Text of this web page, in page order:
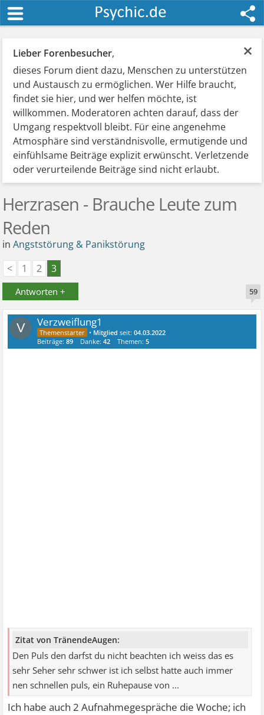
×
Lieber Forenbesucher,
dieses Forum dient dazu, Menschen zu unterstützen
und Austausch zu ermöglichen. Wer Hilfe braucht,
findet sie hier, und wer helfen möchte, ist
willkommen. Moderatoren achten darauf, dass der
Umgang respektvoll bleibt. Für eine angenehme
Atmosphäre sind verständnisvolle, ermutigende und
einfühlsame Beiträge explizit erwünscht. Verletzende
oder verurteilende Beiträge sind nicht erlaubt.
Herzrasen - Brauche Leute zum
Reden
inAngststörung & Panikstörung
<
1 2 3
Antworten + 59
V Verzweiflung1
• Mitglied seit:04.03.2022
Beiträge:89 Danke:42 Themen:5
Zitat von TränendeAugen:
Den Puls den darfst du nicht beachten ich weiss das es
sehr Seher sehr schwer ist ich selbst hatte auch immer
nen schnellen puls, ein Ruhepause von ...
Ich habe auch 2 Aufnahmegespräche die Woche; ich